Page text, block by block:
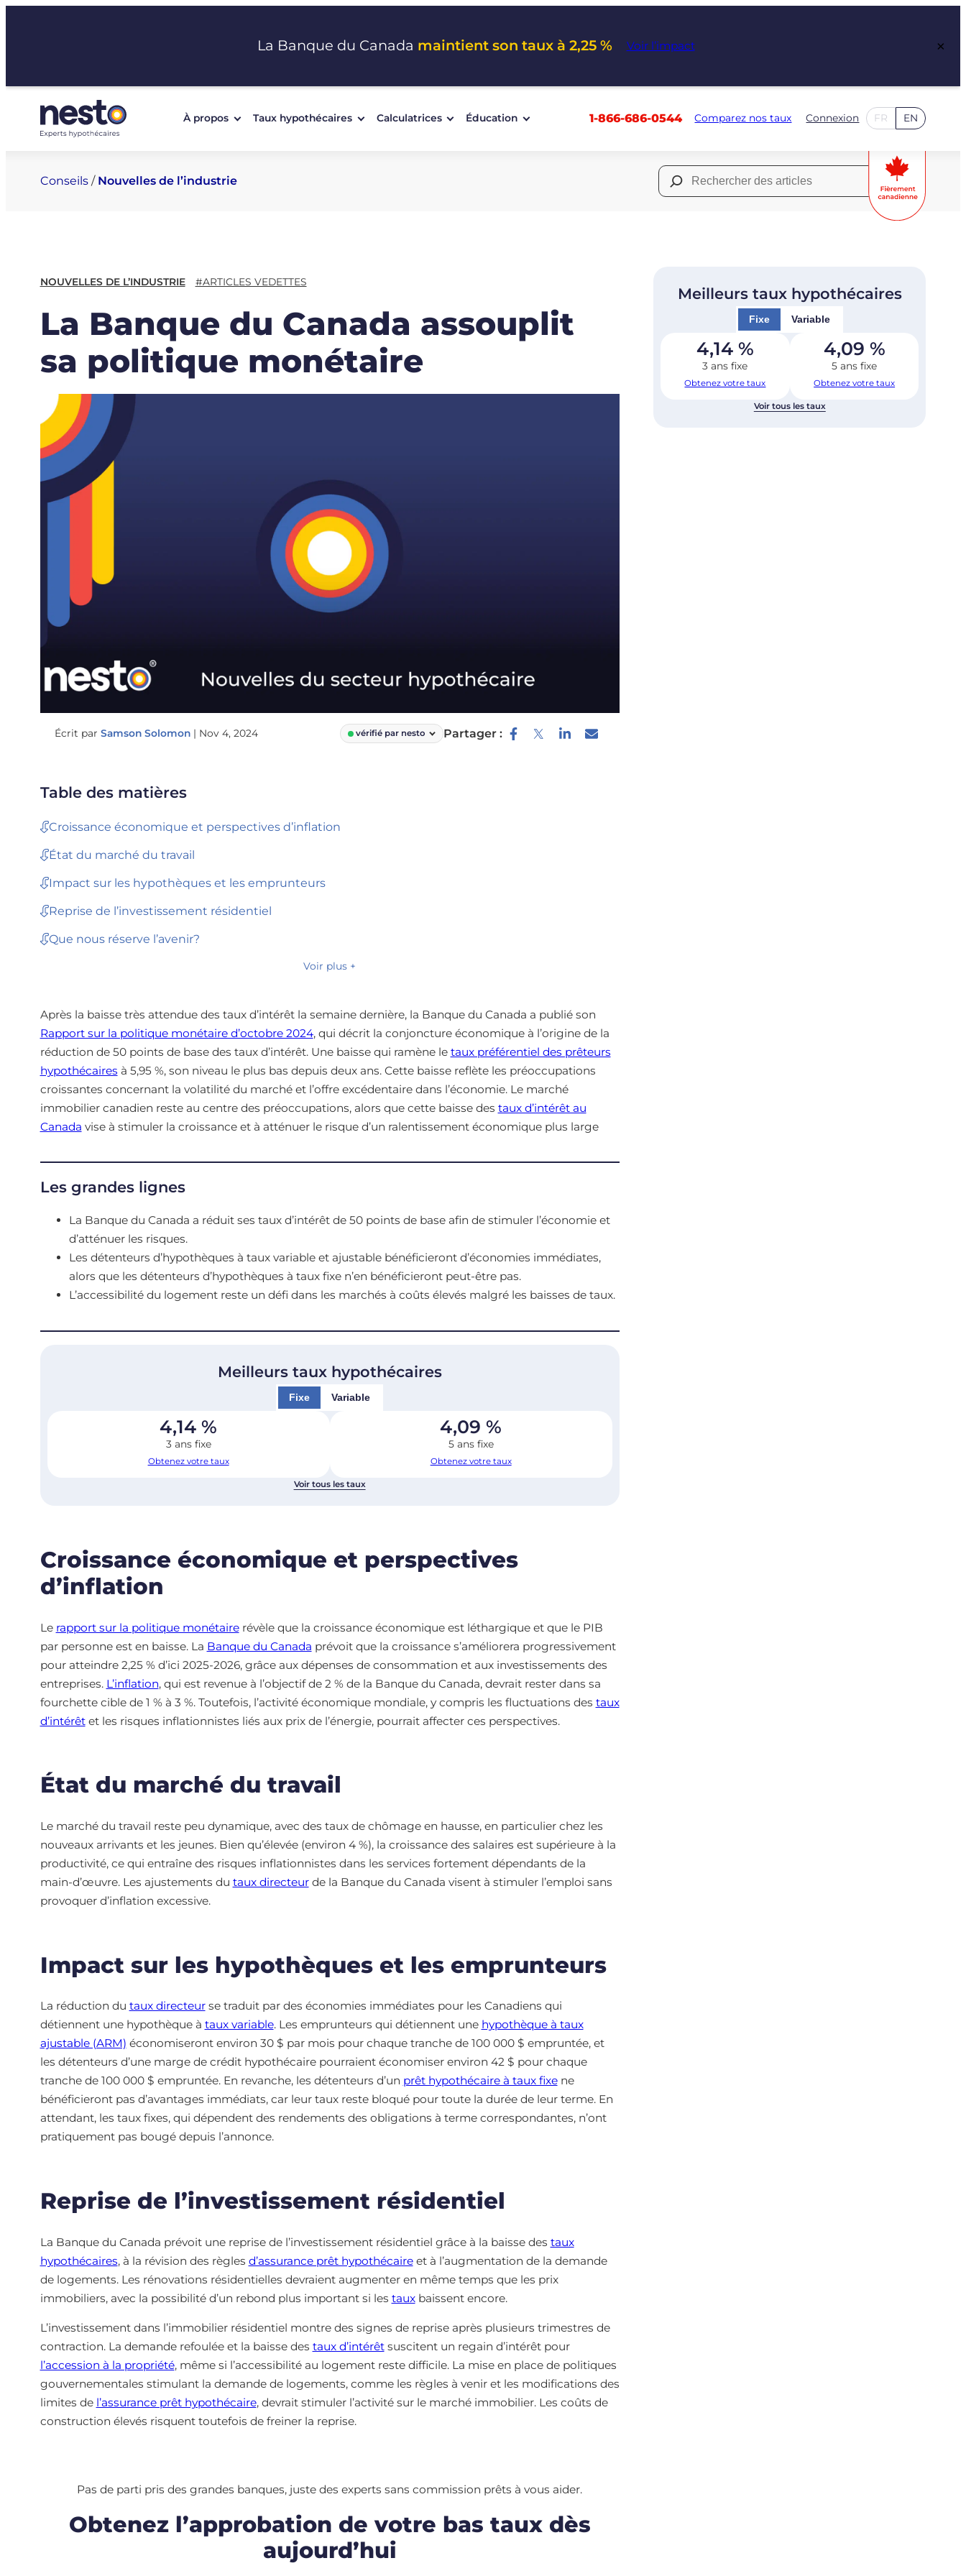
La Banque du Canada maintient son taux à 2,25 % Voir l’impact ×
À propos Taux hypothécaires Calculatrices Éducation 1-866-686-0544 Comparez nos taux Connexion FR EN
Conseils/ Nouvelles de l’industrie Rechercher :
NOUVELLES DE L’INDUSTRIE #ARTICLES VEDETTES
La Banque du Canada assouplit
sa politique monétaire
Écrit par Samson Solomon | Nov 4, 2024 vérifié par nesto Partager :
Table des matières
Croissance économique et perspectives d’inflation
État du marché du travail
Impact sur les hypothèques et les emprunteurs
Reprise de l’investissement résidentiel
Que nous réserve l’avenir?
Voir plus +
Après la baisse très attendue des taux d’intérêt la semaine dernière, la Banque du Canada a publié son
Rapport sur la politique monétaire d’octobre 2024, qui décrit la conjoncture économique à l’origine de la
réduction de 50 points de base des taux d’intérêt. Une baisse qui ramène le taux préférentiel des prêteurs
hypothécaires à 5,95 %, son niveau le plus bas depuis deux ans. Cette baisse reflète les préoccupations
croissantes concernant la volatilité du marché et l’offre excédentaire dans l’économie. Le marché
immobilier canadien reste au centre des préoccupations, alors que cette baisse des taux d’intérêt au
Canada vise à stimuler la croissance et à atténuer le risque d’un ralentissement économique plus large
Les grandes lignes
La Banque du Canada a réduit ses taux d’intérêt de 50 points de base afin de stimuler l’économie et
d’atténuer les risques.
Les détenteurs d’hypothèques à taux variable et ajustable bénéficieront d’économies immédiates,
alors que les détenteurs d’hypothèques à taux fixe n’en bénéficieront peut-être pas.
L’accessibilité du logement reste un défi dans les marchés à coûts élevés malgré les baisses de taux.
Meilleurs taux hypothécaires
Fixe Variable
4,14 %
3 ans fixe
Obtenez votre taux
4,09 %
5 ans fixe
Obtenez votre taux
Voir tous les taux
Croissance économique et perspectives
d’inflation
Le rapport sur la politique monétairerévèle que la croissance économique est léthargique et que le PIB
par personne est en baisse. La Banque du Canada prévoit que la croissance s’améliorera progressivement
pour atteindre 2,25 % d’ici 2025-2026, grâce aux dépenses de consommation et aux investissements des
entreprises. L’inflation, qui est revenue à l’objectif de 2 % de la Banque du Canada, devrait rester dans sa
fourchette cible de 1 % à 3 %. Toutefois, l’activité économique mondiale, y compris les fluctuations des taux
d’intérêtet les risques inflationnistes liés aux prix de l’énergie, pourrait affecter ces perspectives.
État du marché du travail
Le marché du travail reste peu dynamique, avec des taux de chômage en hausse, en particulier chez les
nouveaux arrivants et les jeunes. Bien qu’élevée (environ 4 %), la croissance des salaires est supérieure à la
productivité, ce qui entraîne des risques inflationnistes dans les services fortement dépendants de la
main-d’œuvre. Les ajustements du taux directeurde la Banque du Canada visent à stimuler l’emploi sans
provoquer d’inflation excessive.
Impact sur les hypothèques et les emprunteurs
La réduction du taux directeurse traduit par des économies immédiates pour les Canadiens qui
détiennent une hypothèque à taux variable. Les emprunteurs qui détiennent une hypothèque à taux
ajustable (ARM) économiseront environ 30 $ par mois pour chaque tranche de 100 000 $ empruntée, et
les détenteurs d’une marge de crédit hypothécaire pourraient économiser environ 42 $ pour chaque
tranche de 100 000 $ empruntée. En revanche, les détenteurs d’un prêt hypothécaire à taux fixene
bénéficieront pas d’avantages immédiats, car leur taux reste bloqué pour toute la durée de leur terme. En
attendant, les taux fixes, qui dépendent des rendements des obligations à terme correspondantes, n’ont
pratiquement pas bougé depuis l’annonce.
Reprise de l’investissement résidentiel
La Banque du Canada prévoit une reprise de l’investissement résidentiel grâce à la baisse des taux
hypothécaires, à la révision des règles d’assurance prêt hypothécaireet à l’augmentation de la demande
de logements. Les rénovations résidentielles devraient augmenter en même temps que les prix
immobiliers, avec la possibilité d’un rebond plus important si les tauxbaissent encore.
L’investissement dans l’immobilier résidentiel montre des signes de reprise après plusieurs trimestres de
contraction. La demande refoulée et la baisse des taux d’intérêtsuscitent un regain d’intérêt pour
l’accession à la propriété, même si l’accessibilité au logement reste difficile. La mise en place de politiques
gouvernementales stimulant la demande de logements, comme les règles à venir et les modifications des
limites de l’assurance prêt hypothécaire, devrait stimuler l’activité sur le marché immobilier. Les coûts de
construction élevés risquent toutefois de freiner la reprise.
Pas de parti pris des grandes banques, juste des experts sans commission prêts à vous aider.
Obtenez l’approbation de votre bas taux dès
aujourd’hui
Meilleurs taux hypothécaires
Fixe Variable
4,14 %
3 ans fixe
Obtenez votre taux
4,09 %
5 ans fixe
Obtenez votre taux
Voir tous les taux